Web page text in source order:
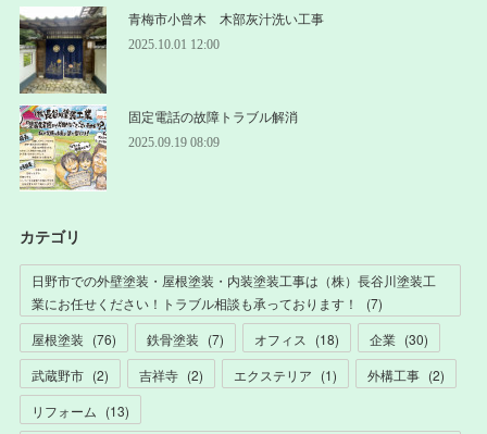
青梅市小曾木 木部灰汁洗い工事
2025.10.01 12:00
固定電話の故障トラブル解消
2025.09.19 08:09
カテゴリ
日野市での外壁塗装・屋根塗装・内装塗装工事は（株）長谷川塗装工
業にお任せください！トラブル相談も承っております！
(7)
屋根塗装 (76) 鉄骨塗装 (7) オフィス (18) 企業 (30)
武蔵野市 (2) 吉祥寺 (2) エクステリア (1) 外構工事 (2)
リフォーム (13)